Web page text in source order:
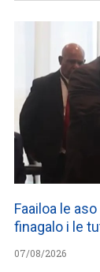
Faailoa le
finagalo i le
07/08/2026